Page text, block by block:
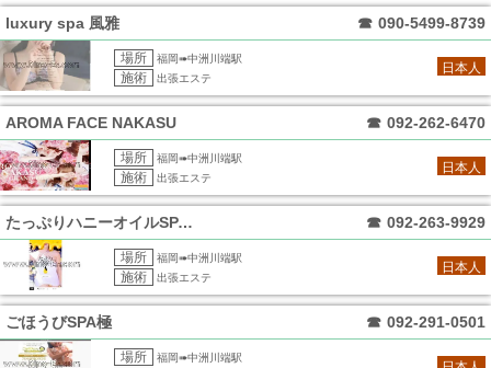
luxury spa 風雅 ☎ 090-5499-8739
場所 福岡➠中洲川端駅
施術 出張エステ
日本人
AROMA FACE NAKASU ☎ 092-262-6470
場所 福岡➠中洲川端駅
施術 出張エステ
日本人
たっぷりハニーオイルSPA 福岡中洲店 ☎ 092-263-9929
場所 福岡➠中洲川端駅
施術 出張エステ
日本人
ごほうびSPA極 ☎ 092-291-0501
場所 福岡➠中洲川端駅